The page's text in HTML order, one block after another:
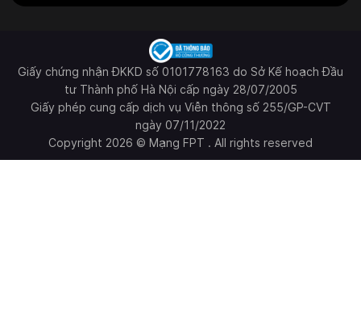
Giấy chứng nhận ĐKKD số 0101778163 do Sở Kế hoạch Đầu
tư Thành phố Hà Nội cấp ngày 28/07/2005
Giấy phép cung cấp dịch vụ Viễn thông số 255/GP-CVT
ngày 07/11/2022
Copyright 2026 © Mạng FPT . All rights reserved